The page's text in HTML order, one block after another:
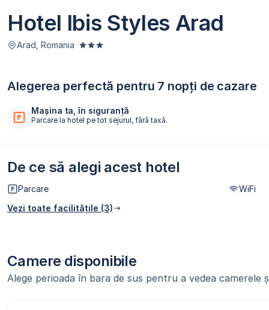
Hotel Ibis Styles Arad
Arad, Romania ·
Alegerea perfectă pentru 7 nopți de cazare
Mașina ta, în siguranță
Parcare la hotel pe tot sejurul, fără taxă.
De ce să alegi acest hotel
Parcare
WiFi
Vezi toate facilitățile (3)
Camere disponibile
Alege perioada în bara de sus pentru a vedea camerele